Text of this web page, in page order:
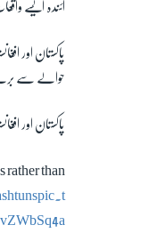
آئندہ ایسے
پاکستان اور
حوالے سے
پاکستان اور
rather than
pic.t